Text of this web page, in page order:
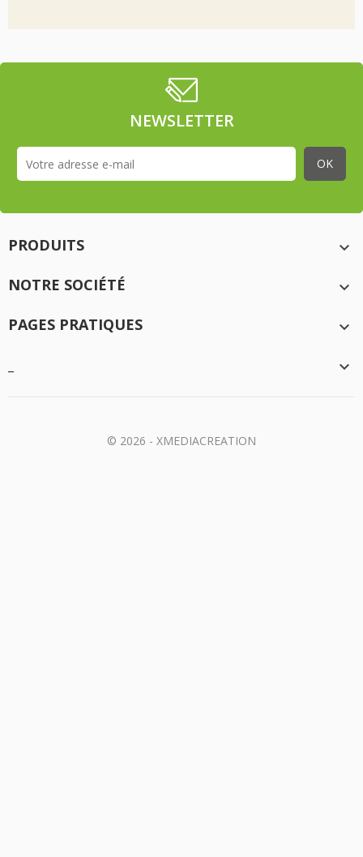
NEWSLETTER
PRODUITS

NOTRE SOCIÉTÉ

PAGES PRATIQUES


© 2026 - XMEDIACREATION